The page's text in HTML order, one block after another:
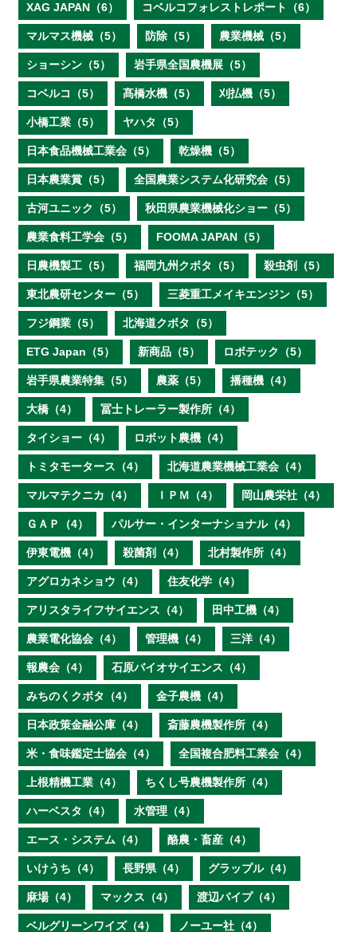
XAG JAPAN（6） コベルコフォレストレポート（6）
マルマス機械（5） 防除（5） 農業機械（5）
ショーシン（5） 岩手県全国農機展（5）
コベルコ（5） 髙橋水機（5） 刈払機（5）
小橋工業（5） ヤハタ（5）
日本食品機械工業会（5） 乾燥機（5）
日本農業賞（5） 全国農業システム化研究会（5）
古河ユニック（5） 秋田県農業機械化ショー（5）
農業食料工学会（5） FOOMA JAPAN（5）
日農機製工（5） 福岡九州クボタ（5） 殺虫剤（5）
東北農研センター（5） 三菱重工メイキエンジン（5）
フジ鋼業（5） 北海道クボタ（5）
ETG Japan（5） 新商品（5） ロボテック（5）
岩手県農業特集（5） 農薬（5） 播種機（4）
大橋（4） 冨士トレーラー製作所（4）
タイショー（4） ロボット農機（4）
トミタモータース（4） 北海道農業機械工業会（4）
マルマテクニカ（4） ＩＰＭ（4） 岡山農栄社（4）
ＧＡＰ（4） パルサー・インターナショナル（4）
伊東電機（4） 殺菌剤（4） 北村製作所（4）
アグロカネショウ（4） 住友化学（4）
アリスタライフサイエンス（4） 田中工機（4）
農業電化協会（4） 管理機（4） 三洋（4）
報農会（4） 石原バイオサイエンス（4）
みちのくクボタ（4） 金子農機（4）
日本政策金融公庫（4） 斎藤農機製作所（4）
米・食味鑑定士協会（4） 全国複合肥料工業会（4）
上根精機工業（4） ちくし号農機製作所（4）
ハーベスタ（4） 水管理（4）
エース・システム（4） 酪農・畜産（4）
いけうち（4） 長野県（4） グラップル（4）
麻場（4） マックス（4） 渡辺パイプ（4）
ベルグリーンワイズ（4） ノーユー社（4）